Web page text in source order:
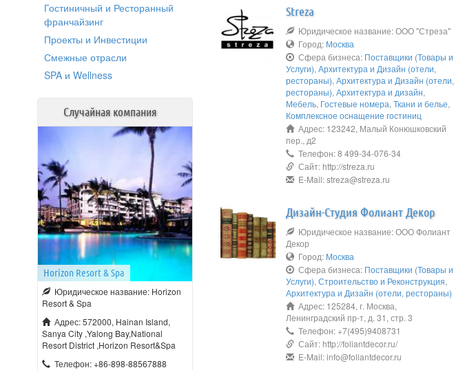
Гостиничный и Ресторанный
франчайзинг
Проекты и Инвестиции
Смежные отрасли
SPA и Wellness
Случайная компания
Horizon Resort & Spa
Юридическое название: Horizon
Resort & Spa
Адрес: 572000, Hainan Island,
Sanya City ,Yalong Bay,National
Resort District ,Horizon Resort&Spa
Телефон: +86-898-88567888
Streza
Юридическое название: ООО "Стреза"
Город: Москва
Сфера бизнеса: Поставщики (Товары и
Услуги),Архитектура и Дизайн (отели,
рестораны),Архитектура и Дизайн (отели,
рестораны),Архитектура и дизайн,
Мебель, Гостевые номера,Ткани и белье,
Комплексное оснащение гостиниц
Адрес: 123242, Малый Конюшковский
пер., д2
Телефон: 8 499-34-076-34
Сайт: http://streza.ru
E-Mail: streza@streza.ru
Дизайн-Студия Фолиант Декор
Юридическое название: ООО Фолиант
Декор
Город: Москва
Сфера бизнеса: Поставщики (Товары и
Услуги),Строительство и Реконструкция,
Архитектура и Дизайн (отели, рестораны)
Адрес: 125284, г. Москва,
Ленинградский пр-т, д. 31, стр. 3
Телефон: +7(495)9408731
Сайт: http://foliantdecor.ru/
E-Mail: info@foliantdecor.ru